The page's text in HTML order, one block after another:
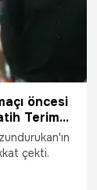
öncesi
Terim
çekti.